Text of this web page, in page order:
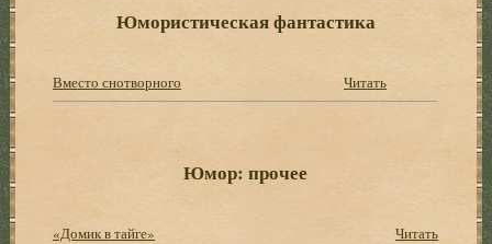
Юмористическая фантастика
Вместо снотворного Читать
Юмор: прочее
«Домик в тайге»
Читать